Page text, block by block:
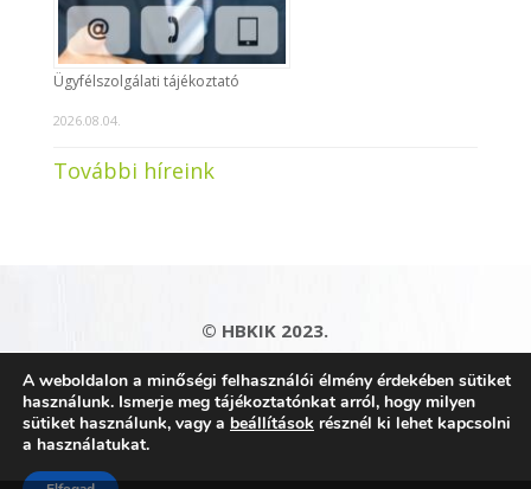
Ügyfélszolgálati tájékoztató
2026.08.04.
További híreink
© HBKIK 2023.
Adatkezelési tájékoztató|Impresszum|
Kapcsolat|Honlaptérkép
A weboldalon a minőségi felhasználói élmény érdekében sütiket
használunk. Ismerje meg tájékoztatónkat arról, hogy milyen
sütiket használunk, vagy a beállítások résznél ki lehet kapcsolni
a használatukat.